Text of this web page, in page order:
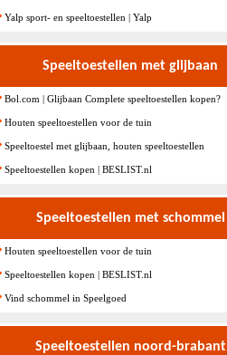
Yalp sport- en speeltoestellen | Yalp
Speeltoestellen met glijbaan
Bol.com | Glijbaan Complete speeltoestellen kopen?
Houten speeltoestellen voor de tuin
Speeltoestel met glijbaan, houten speeltoestellen
Speeltoestellen kopen | BESLIST.nl
Speeltoestellen met schommel
Houten speeltoestellen voor de tuin
Speeltoestellen kopen | BESLIST.nl
Vind schommel in Speelgoed
Speeltoestellen noord-brabant